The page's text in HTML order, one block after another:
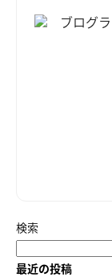
ブログラ
検索
最近の投稿